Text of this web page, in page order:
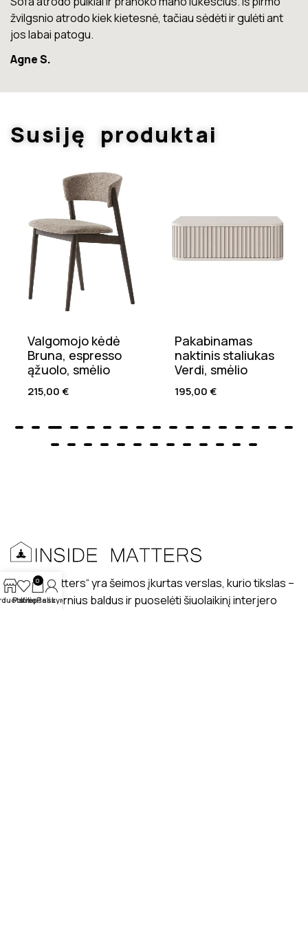
Marius T.
Susiję produktai
Valgomojo kėdė
Bruna, espresso
ąžuolo, smėlio
215,00€
Pakabinamas
naktinis staliukas
Verdi, smėlio
195,00€
„Inside matters“ yra šeimos įkurtas verslas, kurio tikslas –
kurti modernius baldus ir puoselėti šiuolaikinį interjero
Patikę
0
Krepšelis
Paskyra